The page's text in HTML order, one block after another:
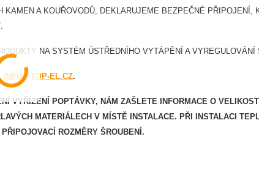
KAMEN A KOUŘOVODŮ, DEKLARUJEME BEZPEČNÉ PŘIPOJENÍ,
NA SYSTÉM ÚSTŘEDNÍHO VYTÁPĚNÍ A VYREGULOVÁNÍ
INFO@TOP-EL.CZ.
VYŘÍZENÍ POPTÁVKY, NÁM ZAŠLETE INFORMACE O
MATERIÁLECH V MÍSTĚ INSTALACE. PŘI INSTALACI
ROZMĚRY ŠROUBENÍ.